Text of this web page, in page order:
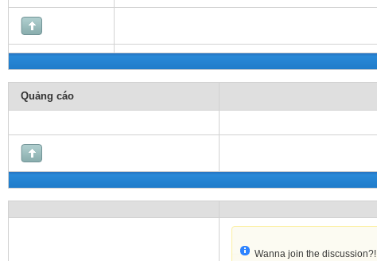
Quảng cáo
Wanna join the discussion?!